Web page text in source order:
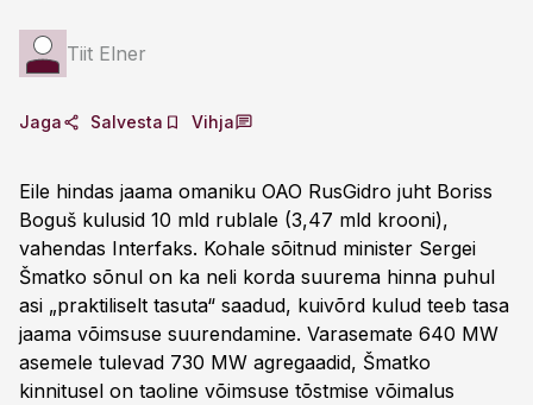
Tiit Elner
Jaga Salvesta Vihja
Eile hindas jaama omaniku OAO RusGidro juht Boriss
Boguš kulusid 10 mld rublale (3,47 mld krooni),
vahendas Interfaks. Kohale sõitnud minister Sergei
Šmatko sõnul on ka neli korda suurema hinna puhul
asi „praktiliselt tasuta“ saadud, kuivõrd kulud teeb tasa
jaama võimsuse suurendamine. Varasemate 640 MW
asemele tulevad 730 MW agregaadid, Šmatko
kinnitusel on taoline võimsuse tõstmise võimalus